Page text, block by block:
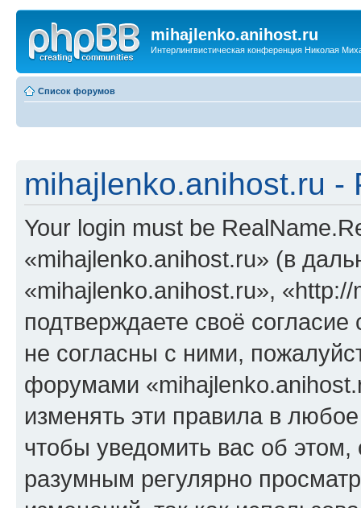
mihajlenko.anihost.ru
Интерлингвистическая конференция Николая
Список форумов
mihajlenko.anihost.ru -
Your login must be
«mihajlenko.anihost.ru» (в
«mihajlenko.anihost.ru»,
подтверждаете своё
не согласны с ними,
форумами
изменять эти правила в
чтобы уведомить вас об
разумным регулярно